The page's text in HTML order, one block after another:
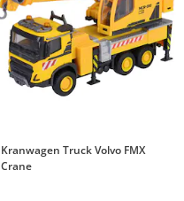
Kranwagen Truck Volvo FMX
Crane